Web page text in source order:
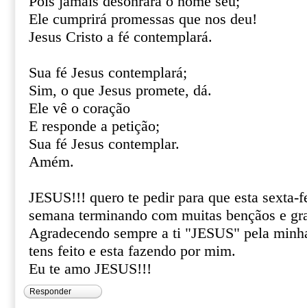
Ele cumprirá promessas que nos deu!
Jesus Cristo a fé contemplará.
Sua fé Jesus contemplará;
Sim, o que Jesus promete, dá.
Ele vê o coração
E responde a petição;
Sua fé Jesus contemplar.
Amém.
JESUS!!! quero te pedir para que esta sexta-
semana terminando com muitas bençãos e
Agradecendo sempre a ti "JESUS" pela
tens feito e esta fazendo por mim.
Eu te amo JESUS!!!
Responder